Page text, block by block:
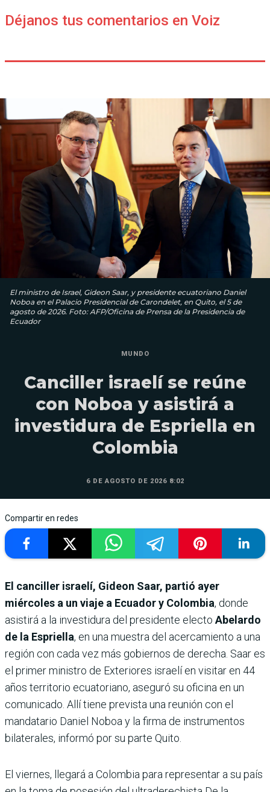
Déjanos tus comentarios en Voiz
El ministro de Israel, Gideon Saar, y presidente ecuatoriano Daniel
Noboa en el Palacio Presidencial de Carondelet, en Quito, el 5 de
agosto de 2026. Foto: AFP/Oficina de Prensa de la Presidencia de
Ecuador
MUNDO
Canciller israelí se reúne
con Noboa y asistirá a
investidura de Espriella en
Colombia
6 DE AGOSTO DE 2026 8:02
Compartir en redes
El canciller israelí, Gideon Saar, partió ayer
miércoles a un viaje a Ecuador y Colombia, donde
asistirá a la investidura del presidente electo Abelardo
de la Espriella, en una muestra del acercamiento a una
región con cada vez más gobiernos de derecha. Saar es
el primer ministro de Exteriores israelí en visitar en 44
años territorio ecuatoriano, aseguró su oficina en un
comunicado. Allí tiene prevista una reunión con el
mandatario Daniel Noboa y la firma de instrumentos
bilaterales, informó por su parte Quito.
El viernes, llegará a Colombia para representar a su país